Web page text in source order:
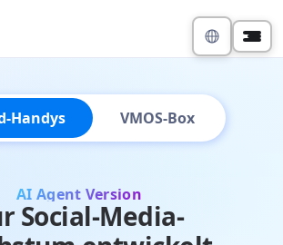
Handys VMOS-Box
AI Agent Version
Social-Media-